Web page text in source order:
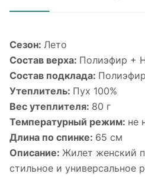
Сезон: Лето
Состав верха: Полиэфир +
Состав подклада:
Утеплитель: Пух 100%
Вес утеплителя: 80 г
Температурный режим: не
Длина по спинке: 65 см
Описание: Жилет женский
стильное и универсальное